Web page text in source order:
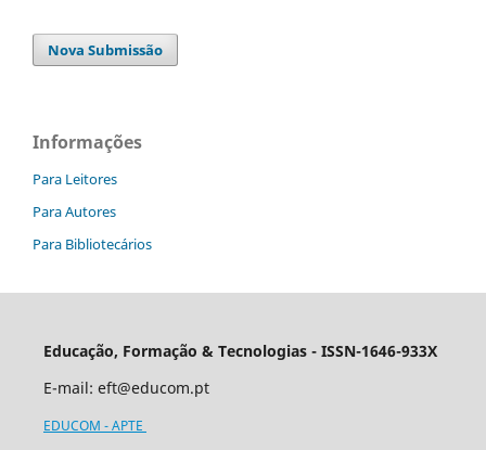
Nova Submissão
Informações
Para Leitores
Para Autores
Para Bibliotecários
Educação, Formação & Tecnologias - ISSN-1646-933X
E-mail: eft@educom.pt
EDUCOM - APTE